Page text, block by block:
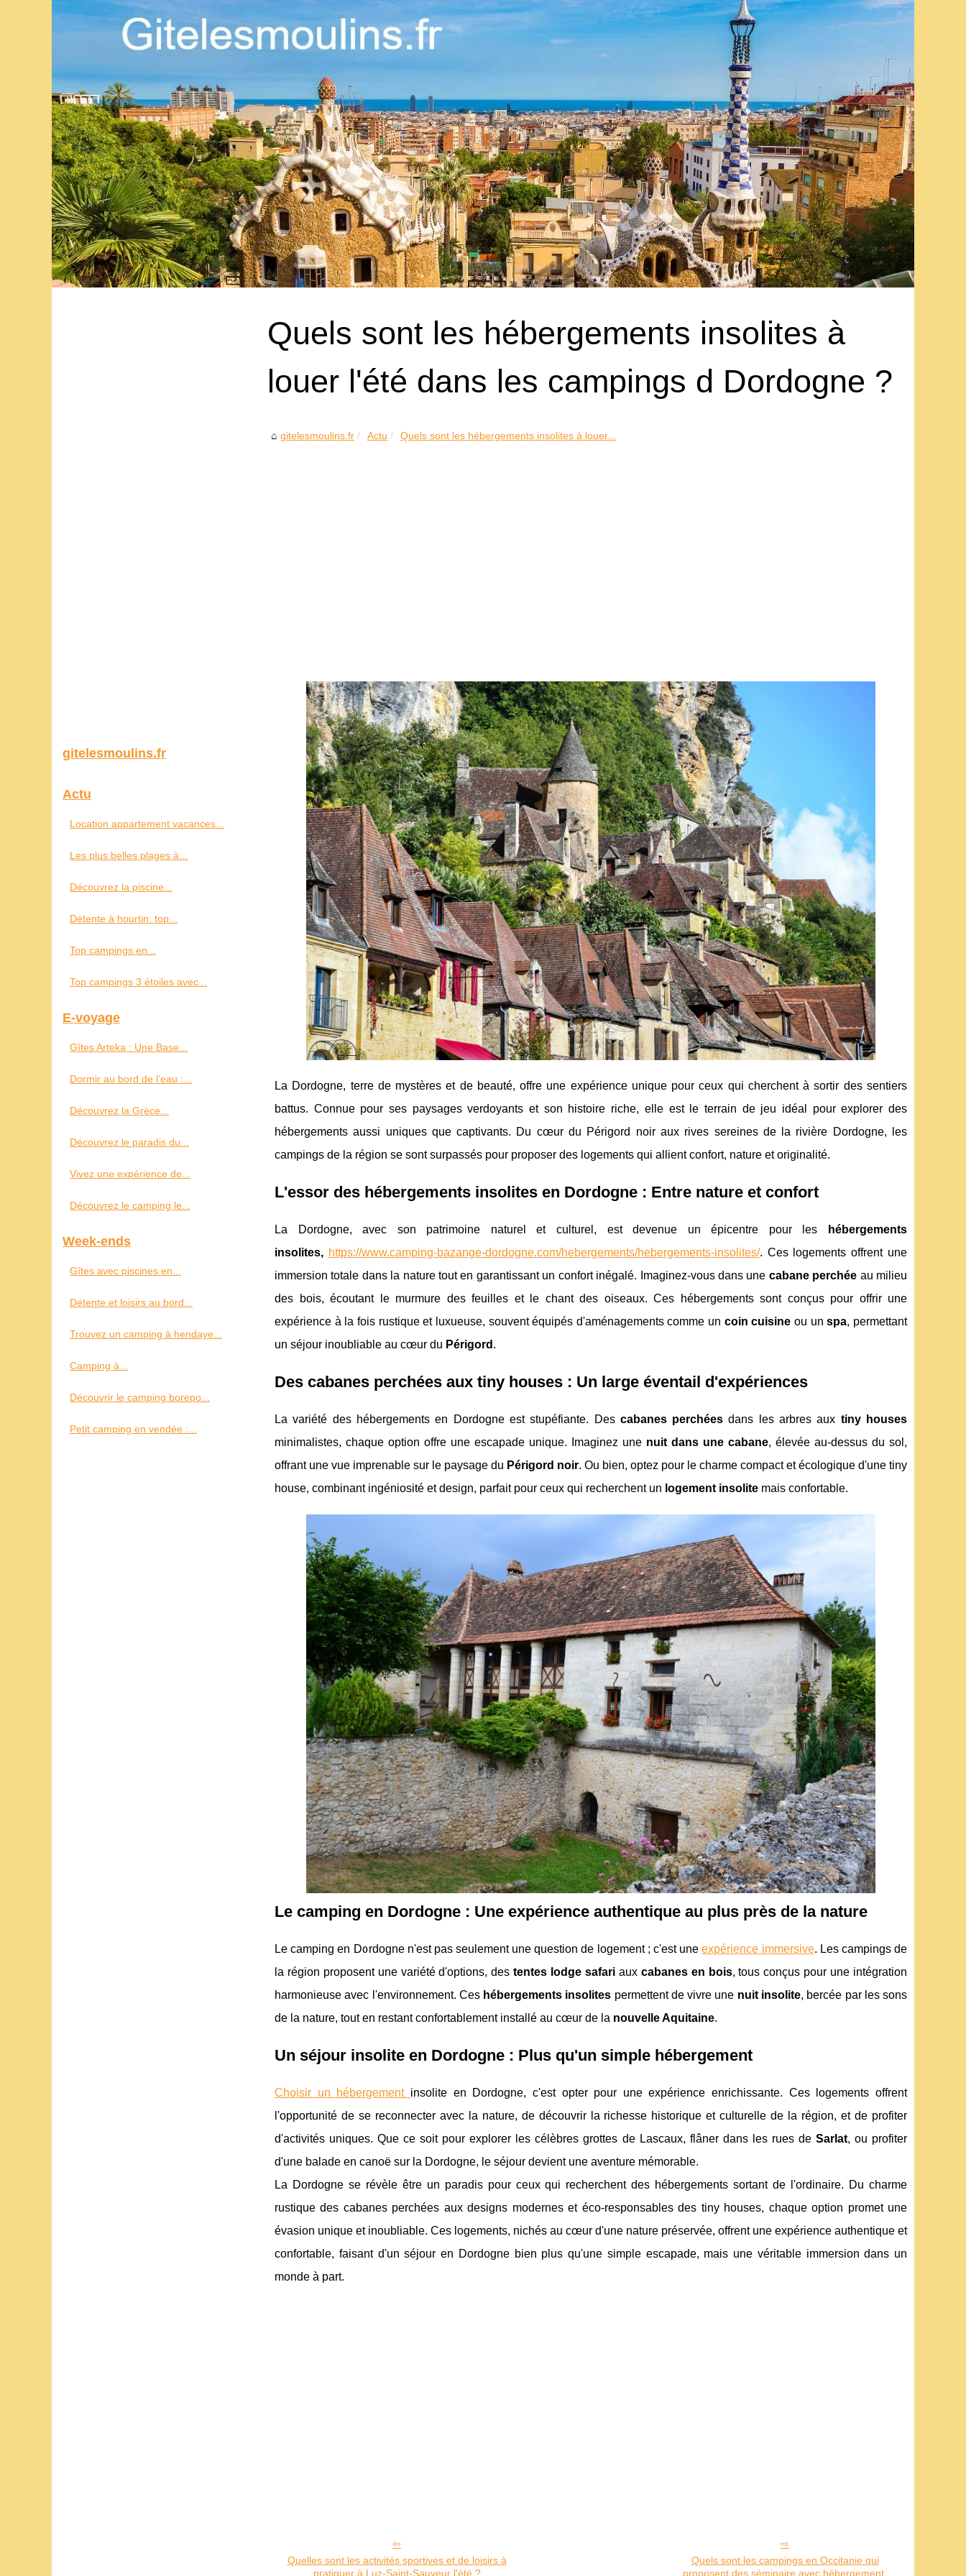
Quels sont les hébergements insolites à
louer l'été dans les campings d Dordogne ?
gitelesmoulins.fr Actu Quels sont les hébergements insolites à louer...
La Dordogne, terre de mystères et de beauté, offre une expérience unique pour ceux qui cherchent à sortir des sentiers
battus. Connue pour ses paysages verdoyants et son histoire riche, elle est le terrain de jeu idéal pour explorer des
hébergements aussi uniques que captivants. Du cœur du Périgord noir aux rives sereines de la rivière Dordogne, les
campings de la région se sont surpassés pour proposer des logements qui allient confort, nature et originalité.
L'essor des hébergements insolites en Dordogne : Entre nature et confort
La Dordogne, avec son patrimoine naturel et culturel, est devenue un épicentre pour les
hébergements
insolites, https://www.camping-bazange-dordogne.com/hebergements/hebergements-insolites/. Ces logements offrent une
immersion totale dans la nature tout en garantissant un confort inégalé. Imaginez-vous dans une cabane perchée au milieu
des bois, écoutant le murmure des feuilles et le chant des oiseaux. Ces hébergements sont conçus pour offrir une
expérience à la fois rustique et luxueuse, souvent équipés d'aménagements comme un coin cuisine ou unspa, permettant
un séjour inoubliable au cœur du Périgord .
Des cabanes perchées aux tiny houses : Un large éventail d'expériences
La variété des hébergements en Dordogne est stupéfiante. Des cabanes perchées dans les arbres aux tiny houses
minimalistes, chaque option offre une escapade unique. Imaginez une nuit dans une cabane, élevée au-dessus du sol,
offrant une vue imprenable sur le paysage du Périgord noir. Ou bien, optez pour le charme compact et écologique d'une tiny
house, combinant ingéniosité et design, parfait pour ceux qui recherchent un logement insolite mais confortable.
Le camping en Dordogne : Une expérience authentique au plus près de la nature
Le camping en Dordogne n'est pas seulement une question de logement ; c'est uneexpérience immersive. Les campings de
la région proposent une variété d'options, destentes lodge safari aux cabanes en bois, tous conçus pour une intégration
harmonieuse avec l'environnement. Ces hébergements insolites permettent de vivre une nuit insolite, bercée par les sons
de la nature, tout en restant confortablement installé au cœur de la nouvelle Aquitaine.
Un séjour insolite en Dordogne : Plus qu'un simple hébergement
Choisir un hébergement insolite en Dordogne, c'est opter pour une expérience enrichissante. Ces logements offrent
l'opportunité de se reconnecter avec la nature, de découvrir la richesse historique et culturelle de la région, et de profiter
d'activités uniques. Que ce soit pour explorer les célèbres grottes de Lascaux, flâner dans les rues de Sarlat, ou profiter
d'une balade en canoë sur la Dordogne, le séjour devient une aventure mémorable.
La Dordogne se révèle être un paradis pour ceux qui recherchent des hébergements sortant de l'ordinaire. Du charme
rustique des cabanes perchées aux designs modernes et éco-responsables des tiny houses, chaque option promet une
évasion unique et inoubliable. Ces logements, nichés au cœur d'une nature préservée, offrent une expérience authentique et
confortable, faisant d'un séjour en Dordogne bien plus qu'une simple escapade, mais une véritable immersion dans un
monde à part.
Quelles sont les activités sportives et de loisirs à
pratiquer à Luz-Saint-Sauveur l'été ?
Quels sont les campings en Occitanie qui
proposent des séminaire avec hébergement,
gitelesmoulins.fr
Actu
Location appartement vacances...
Les plus belles plages à...
Découvrez la piscine...
Détente à hourtin: top...
Top campings en...
Top campings 3 étoiles avec...
E-voyage
Gîtes Arteka : Une Base...
Dormir au bord de l’eau :...
Découvrez la Grèce...
Découvrez le paradis du...
Vivez une expérience de...
Découvrez le camping le...
Week-ends
Gîtes avec piscines en...
Détente et loisirs au bord...
Trouvez un camping à hendaye...
Camping à...
Découvrir le camping borepo...
Petit camping en vendée :...